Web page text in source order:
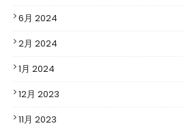
6月 2024
2月 2024
1月 2024
12月 2023
11月 2023